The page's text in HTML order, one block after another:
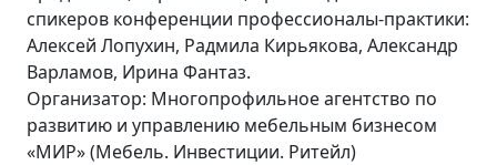
спикеров конференции профессионалы-практики:
Алексей Лопухин, Радмила Кирьякова, Александр
Варламов, Ирина Фантаз.
Организатор: Многопрофильное агентство по
развитию и управлению мебельным бизнесом
«МИР» (Мебель. Инвестиции. Ритейл)